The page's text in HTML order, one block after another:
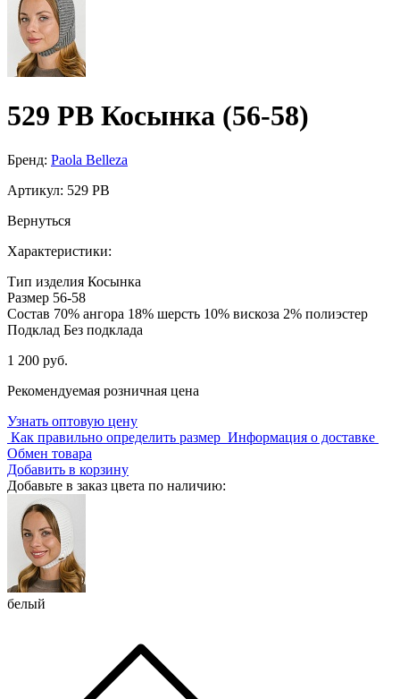
529 PB Косынка (56-58)
Бренд: Paola Belleza
Артикул: 529 PB
Вернуться
Характеристики:
Тип изделия Косынка
Размер 56-58
Состав 70% ангора 18% шерсть 10% вискоза 2% полиэстер
Подклад Без подклада
1 200 руб.
Рекомендуемая розничная цена
Узнать оптовую цену
Как правильно определить размер Информация о доставке
Обмен товара
Добавить в корзину
Добавьте в заказ цвета по наличию:
белый